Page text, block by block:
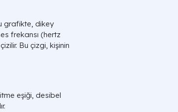
grafikte, dikey
frekansı (hertz
Bu çizgi, kişinin
eşiği, desibel